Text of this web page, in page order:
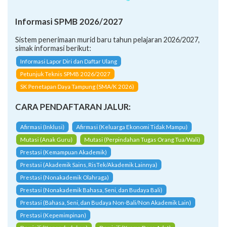
Informasi SPMB 2026/2027
Sistem penerimaan murid baru tahun pelajaran 2026/2027,
simak informasi berikut:
Informasi Lapor Diri dan Daftar Ulang
Petunjuk Teknis SPMB 2026/2027
SK Penetapan Daya Tampung (SMA/K 2026)
CARA PENDAFTARAN JALUR:
Afirmasi (Inklusi)
Afirmasi (Keluarga Ekonomi Tidak Mampu)
Mutasi (Anak Guru)
Mutasi (Perpindahan Tugas Orang Tua/Wali)
Prestasi (Kemampuan Akademik)
Prestasi (Akademik Sains, RisTek/Akademik Lainnya)
Prestasi (Nonakademik Olahraga)
Prestasi (Nonakademik Bahasa, Seni, dan Budaya Bali)
Prestasi (Bahasa, Seni, dan Budaya Non-Bali/Non Akademik Lain)
Prestasi (Kepemimpinan)